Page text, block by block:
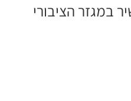
במגזר הציבורי